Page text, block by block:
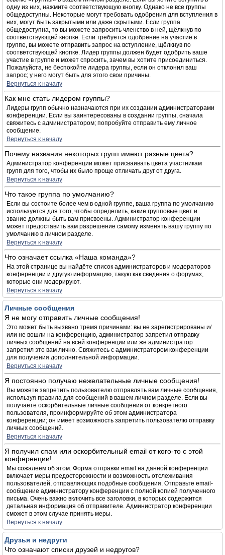
одну из них, нажмите соответствующую кнопку. Однако не все группы
общедоступны. Некоторые могут требовать одобрения для вступления в
них, могут быть закрытыми или даже скрытыми. Если группа
общедоступна, то вы можете запросить членство в ней, щёлкнув по
соответствующей кнопке. Если требуется одобрение на участие в
группе, вы можете отправить запрос на вступление, щёлкнув по
соответствующей кнопке. Лидер группы должен будет одобрить ваше
участие в группе и может спросить, зачем вы хотите присоединиться.
Пожалуйста, не беспокойте лидера группы, если он отклонил ваш
запрос; у него могут быть для этого свои причины.
Вернуться к началу
Как мне стать лидером группы?
Лидеры групп обычно назначаются при их создании администраторами
конференции. Если вы заинтересованы в создании группы, сначала
свяжитесь с администратором; попробуйте отправить ему личное
сообщение.
Вернуться к началу
Почему названия некоторых групп имеют разные цвета?
Администратор конференции может присваивать цвета участникам
групп для того, чтобы их было проще отличать друг от друга.
Вернуться к началу
Что такое группа по умолчанию?
Если вы состоите более чем в одной группе, ваша группа по умолчанию
используется для того, чтобы определить, какие групповые цвет и
звание должны быть вам присвоены. Администратор конференции
может предоставить вам разрешение самому изменять вашу группу по
умолчанию в личном разделе.
Вернуться к началу
Что означает ссылка «Наша команда»?
На этой странице вы найдёте список администраторов и модераторов
конференции и другую информацию, такую как сведения о форумах,
которые они модерируют.
Вернуться к началу
Личные сообщения
Я не могу отправить личные сообщения!
Это может быть вызвано тремя причинами: вы не зарегистрированы и/
или не вошли на конференцию, администратор запретил отправку
личных сообщений на всей конференции или же администратор
запретил это вам лично. Свяжитесь с администратором конференции
для получения дополнительной информации.
Вернуться к началу
Я постоянно получаю нежелательные личные сообщения!
Вы можете запретить пользователю отправлять вам личные сообщения,
используя правила для сообщений в вашем личном разделе. Если вы
получаете оскорбительные личные сообщения от конкретного
пользователя, проинформируйте об этом администратора
конференции; он имеет возможность запретить пользователю отправку
личных сообщений.
Вернуться к началу
Я получил спам или оскорбительный email от кого-то с этой
конференции!
Мы сожалеем об этом. Форма отправки email на данной конференции
включает меры предосторожности и возможность отслеживания
пользователей, отправляющих подобные сообщения. Отправьте email-
сообщение администратору конференции с полной копией полученного
письма. Очень важно включить все заголовки, в которых содержится
детальная информация об отправителе. Администратор конференции
сможет в этом случае принять меры.
Вернуться к началу
Друзья и недруги
Что означают списки друзей и недругов?